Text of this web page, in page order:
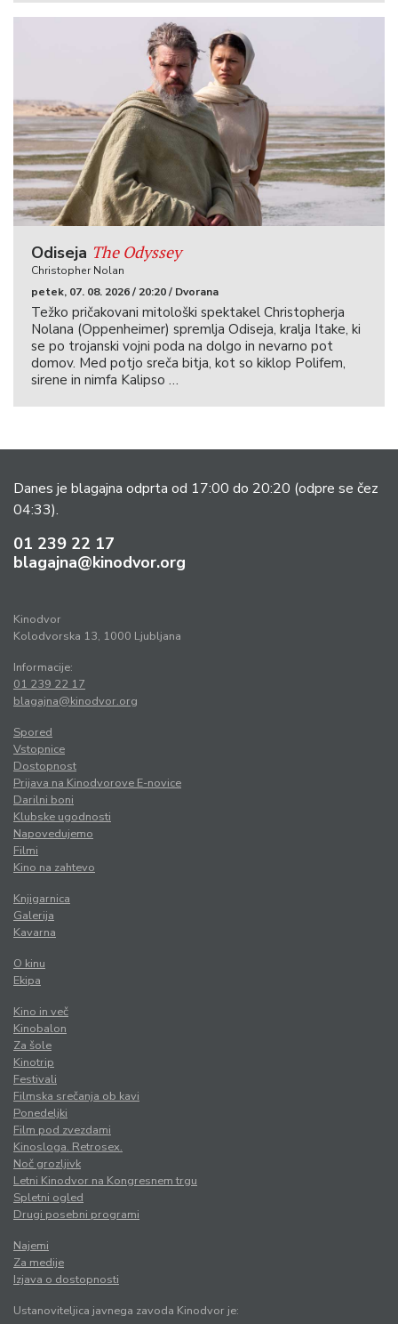
Odiseja The Odyssey
Christopher Nolan
petek, 07. 08. 2026 / 20:20 / Dvorana
Težko pričakovani mitološki spektakel Christopherja
Nolana (Oppenheimer) spremlja Odiseja, kralja Itake, ki
se po trojanski vojni poda na dolgo in nevarno pot
domov. Med potjo sreča bitja, kot so kiklop Polifem,
sirene in nimfa Kalipso …
Danes je blagajna odprta od 17:00 do 20:20 (odpre se čez
04:33).
01 239 22 17
blagajna@kinodvor.org
Kinodvor
Kolodvorska 13, 1000 Ljubljana
Informacije:
01 239 22 17
blagajna@kinodvor.org
Spored
Vstopnice
Dostopnost
Prijava na Kinodvorove E-novice
Darilni boni
Klubske ugodnosti
Napovedujemo
Filmi
Kino na zahtevo
Knjigarnica
Galerija
Kavarna
O kinu
Ekipa
Kino in več
Kinobalon
Za šole
Kinotrip
Festivali
Filmska srečanja ob kavi
Ponedeljki
Film pod zvezdami
Kinosloga. Retrosex.
Noč grozljivk
Letni Kinodvor na Kongresnem trgu
Spletni ogled
Drugi posebni programi
Najemi
Za medije
Izjava o dostopnosti
Ustanoviteljica javnega zavoda Kinodvor je: